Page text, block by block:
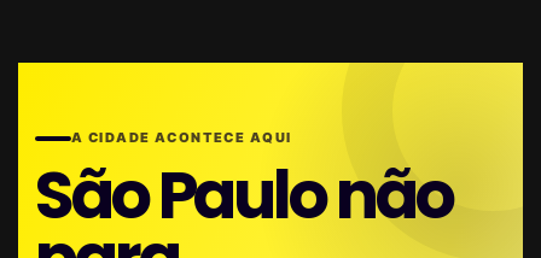
A CIDADE ACONTECE AQUI
São Paulo não